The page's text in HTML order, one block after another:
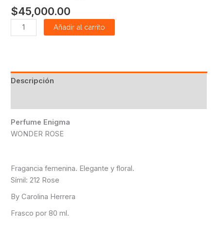
$45,000.00
Añadir al carrito
Descripción
Perfume Enigma
WONDER ROSE
Fragancia femenina. Elegante y floral.
Símil: 212 Rose
By Carolina Herrera
Frasco por 80 ml.